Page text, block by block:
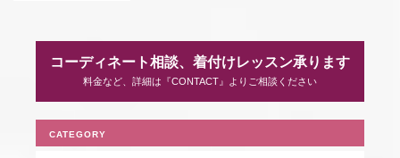
コーディネート相談、着付けレッスン承ります
料金など、詳細は『CONTACT』よりご相談ください
CATEGORY